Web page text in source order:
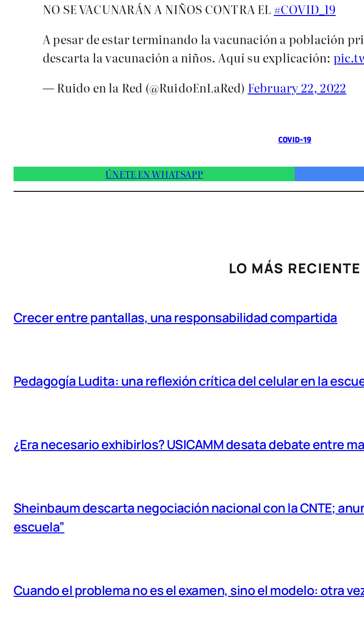
NO SE VACUNARÁN A NIÑOS CONTRA EL #COVID_19
A pesar de estar terminando la vacunación a población
descarta la vacunación a niños. Aquí su explicación:
— Ruido en la Red (@RuidoEnLaRed) February 22, 2022
COVID-19
ÚNETE EN WHATSAPP
LO MÁS RECIENTE
Crecer entre pantallas, una responsabilidad compartida
Pedagogía Ludita: una reflexión crítica del celular en la
¿Era necesario exhibirlos? USICAMM desata debate entre
Sheinbaum descarta negociación nacional con la CNTE;
escuela”
Cuando el problema no es el examen, sino el modelo: otra